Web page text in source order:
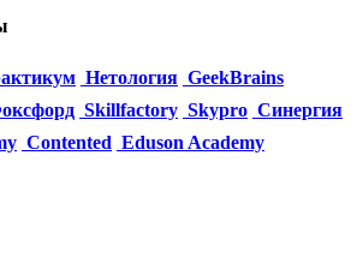
Нетология GeekBrains
Skillfactory Skypro Синергия
Contented Eduson Academy